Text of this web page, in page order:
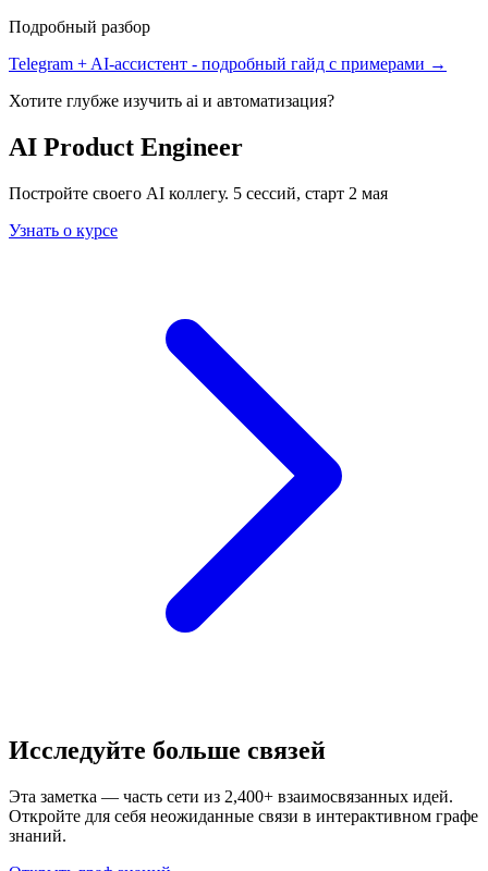
Подробный разбор
Telegram + AI-ассистент - подробный гайд с примерами →
Хотите глубже изучить ai и автоматизация?
AI Product Engineer
Постройте своего AI коллегу. 5 сессий, старт 2 мая
Узнать о курсе
Исследуйте больше связей
Эта заметка — часть сети из 2,400+ взаимосвязанных идей.
Откройте для себя неожиданные связи в интерактивном графе
знаний.